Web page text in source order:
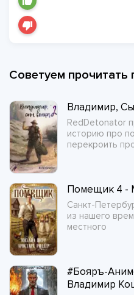
Советуем прочитать
Владимир,
RedDetonator
историю про
перекроить
Помещик 4 -
Санкт-
из нашего
местного
#Бояръ-
Владимир